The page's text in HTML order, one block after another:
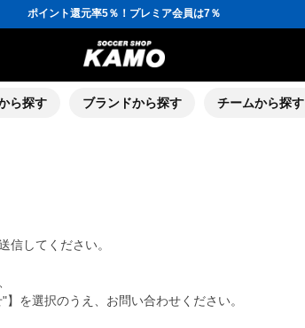
ポイント還元率5％！プレミア会員は7％
方にはお誕生月に「10％OFFクーポン」プレゼント！
16,000円(税込)以上でシューズケースプレゼント！
3,300円(税込)以上で送料無料！
ポイント還元率5％！プレミア会員は7％
方にはお誕生月に「10％OFFクーポン」プレゼント！
ら探す ブランドから探す チームから探す
信してください。
を選択のうえ、お問い合わせください。